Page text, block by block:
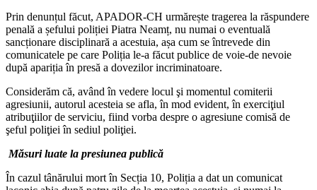
Prin denunțul făcut, APADOR-CH urmărește tragerea la răspundere
penală a șefului poliției Piatra Neamț, nu numai o eventuală
sancționare disciplinară a acestuia, așa cum se întrevede din
comunicatele pe care Poliția le-a făcut publice de voie-de nevoie
după apariția în presă a dovezilor incriminatoare.
Considerăm că, având în vedere locul şi momentul comiterii
agresiunii, autorul acesteia se afla, în mod evident, în exerciţiul
atribuţiilor de serviciu, fiind vorba despre o agresiune comisă de
şeful poliţiei în sediul poliţiei.
Măsuri luate la presiunea publică
În cazul tânărului mort în Secția 10, Poliția a dat un comunicat